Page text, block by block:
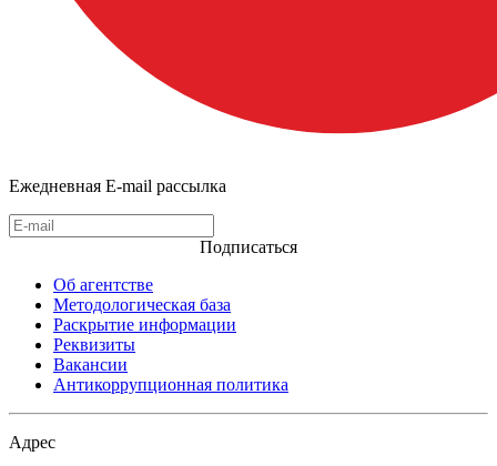
Ежедневная E-mail рассылка
Подписаться
Об агентстве
Методологическая база
Раскрытие информации
Реквизиты
Вакансии
Антикоррупционная политика
Адрес